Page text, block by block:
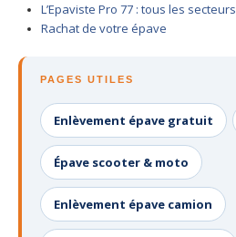
Centreagréé VHU 95 : casse
CONTACT
01 83 64 20
L’Epaviste Pro 77 : tous les
Rachat de votre épave
PAGES UTILES
Enlèvement épave gratuit
Épave scooter & moto
Enlèvement épave camion